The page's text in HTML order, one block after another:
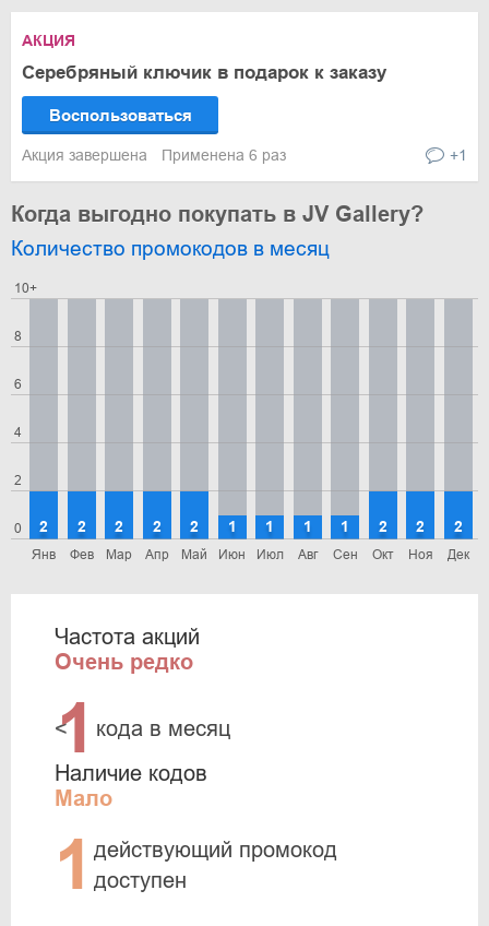
АКЦИЯ
Серебряный ключик в подарок к заказу
Воспользоваться
Акция завершена Применена 6 раз +1
Когда выгодно покупать в JV Gallery?
Количество промокодов в месяц
0
2
4
6
8
10+
Янв
2
Фев
2
Мар
2
Апр
2
Май
2
Июн
1
Июл
1
Авг
1
Сен
1
Окт
2
Ноя
2
Дек
2
Частота акций
Очень редко
<
1 кода в месяц
Наличие кодов
Мало
1 действующий промокод
доступен